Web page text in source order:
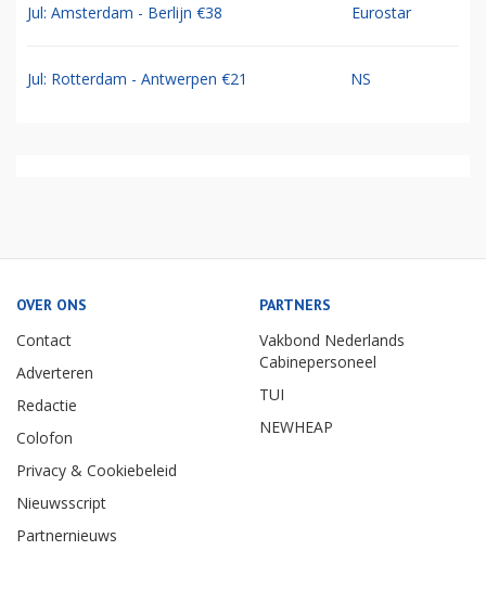
Jul: Amsterdam - Berlijn €38 Eurostar
Jul: Rotterdam - Antwerpen €21 NS
OVER ONS
Contact
Adverteren
Redactie
Colofon
Privacy & Cookiebeleid
Nieuwsscript
Partnernieuws
PARTNERS
Vakbond Nederlands
Cabinepersoneel
TUI
NEWHEAP